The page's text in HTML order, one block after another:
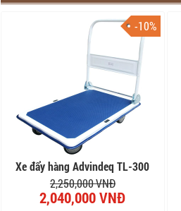
-10%
Xe đẩy hàng Advindeq TL-300
2,250,000 VNĐ
2,040,000 VNĐ